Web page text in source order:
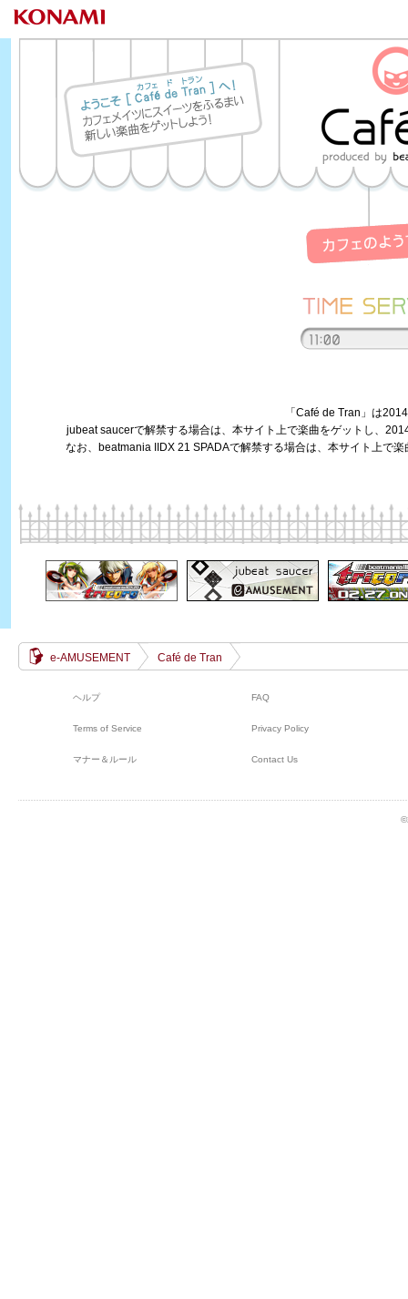
「Café de Tran」は
jubeat saucerで解禁する場合は、本サイト上で楽曲をゲットし、
なお、beatmania IIDX 21 SPADAで解禁する場合は、本サイト上で
e-AMUSEMENT Café de Tran
ヘルプ FAQ
Terms of Service Privacy Policy
マナー＆ルール Contact Us